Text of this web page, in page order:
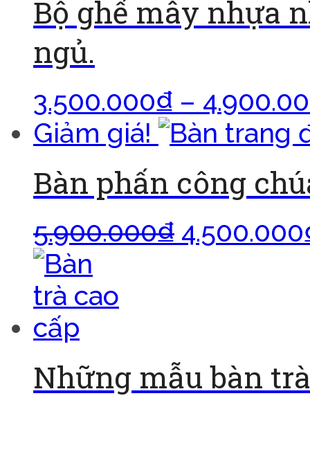
Bộ ghế mây nhựa
ngủ.
3.500.000₫ –
Giảm giá!
Bàn phấn công
5.900.000₫ 4.500.000
Những mẫu bàn